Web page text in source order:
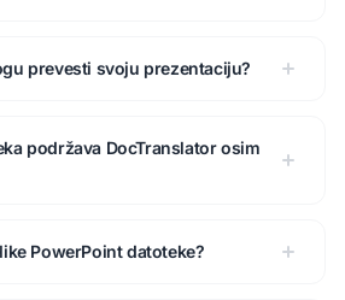
prevesti svoju prezentaciju?
podržava DocTranslator osim
PowerPoint datoteke?